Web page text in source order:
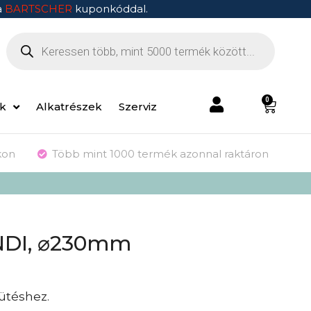
BARTSCHER kuponkóddal.
Alkatrészek Szerviz
0
Több mint 1000 termék azonnal raktáron
⌀230mm